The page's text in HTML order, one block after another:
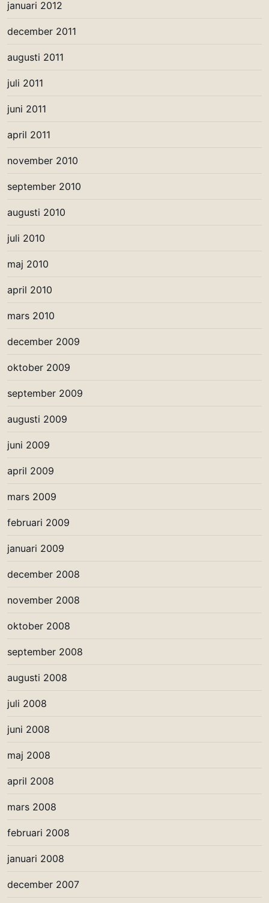
januari 2012
december 2011
augusti 2011
juli 2011
juni 2011
april 2011
november 2010
september 2010
augusti 2010
juli 2010
maj 2010
april 2010
mars 2010
december 2009
oktober 2009
september 2009
augusti 2009
juni 2009
april 2009
mars 2009
februari 2009
januari 2009
december 2008
november 2008
oktober 2008
september 2008
augusti 2008
juli 2008
juni 2008
maj 2008
april 2008
mars 2008
februari 2008
januari 2008
december 2007